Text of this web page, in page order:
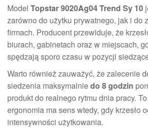
Model Topstar 9020Ag04 Trend Sy 10
zarówno do użytku prywatnego, jak i do
firmach. Producent przewiduje, że
biurach, gabinetach oraz w miejscach,
spędzają sporo czasu w pozycji
Warto również zauważyć, że zalecenie
siedzenia maksymalniedo 8 godzin
produkt do realnego rytmu dnia pracy.
ergonomia ma sens wtedy, gdy krzesło
intensywności użytkowania.